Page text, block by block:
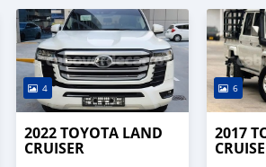
4
2022 TOYOTA LAND
CRUISER
6
2017